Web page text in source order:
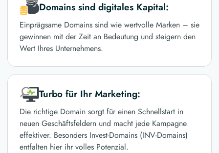
Domains sind digitales Kapital:
Einprägsame Domains sind wie wertvolle Marken – sie
gewinnen mit der Zeit an Bedeutung und steigern den
Wert Ihres Unternehmens.
Turbo für Ihr Marketing:
Die richtige Domain sorgt für einen Schnellstart in
neuen Geschäftsfeldern und macht jede Kampagne
effektiver. Besonders Invest-Domains (INV-Domains)
entfalten hier ihr volles Potenzial.